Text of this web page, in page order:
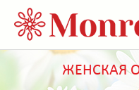
ЖЕНСКАЯ